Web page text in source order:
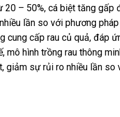
20 – 50%, cá biệt tăng gấp
lần so với phương pháp
cung cấp rau củ quả, đáp
mô hình trồng rau thông
giảm sự rủi ro nhiều lần so